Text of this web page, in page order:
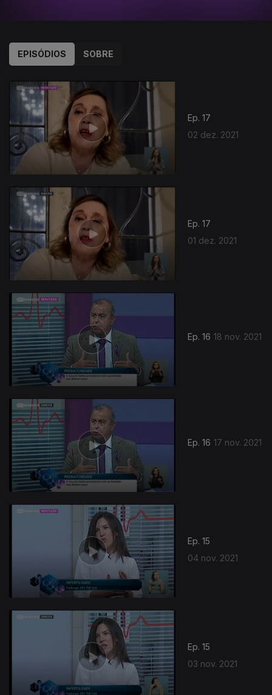
EPISÓDIOS SOBRE
Ep. 17
02 dez. 2021
Ep. 17
01 dez. 2021
Ep. 16 18 nov. 2021
Ep. 16 17 nov. 2021
Ep. 15
04 nov. 2021
Ep. 15
03 nov. 2021